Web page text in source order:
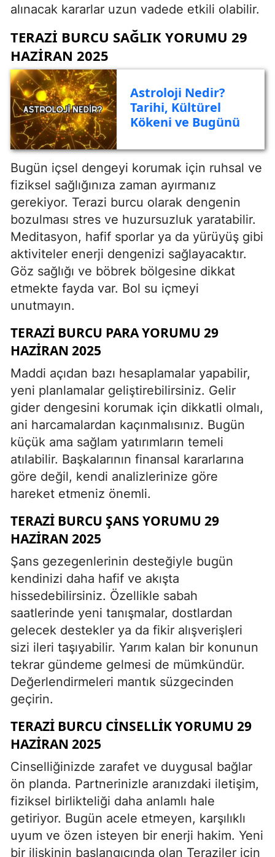
alınacak kararlar uzun vadede etkili olabilir.
TERAZI BURCU SAĞLIK YORUMU 29
HAZIRAN 2025
Astroloji Nedir?
Tarihi, Kültürel
Kökeni ve Bugünü
Bugün içsel dengeyi korumak için ruhsal ve
fiziksel sağlığınıza zaman ayırmanız
gerekiyor. Terazi burcu olarak dengenin
bozulması stres ve huzursuzluk yaratabilir.
Meditasyon, hafif sporlar ya da yürüyüş gibi
aktiviteler enerji dengenizi sağlayacaktır.
Göz sağlığı ve böbrek bölgesine dikkat
etmekte fayda var. Bol su içmeyi
unutmayın.
TERAZI BURCU PARA YORUMU 29
HAZIRAN 2025
Maddi açıdan bazı hesaplamalar yapabilir,
yeni planlamalar geliştirebilirsiniz. Gelir
gider dengesini korumak için dikkatli olmalı,
ani harcamalardan kaçınmalısınız. Bugün
küçük ama sağlam yatırımların temeli
atılabilir. Başkalarının finansal kararlarına
göre değil, kendi analizlerinize göre
hareket etmeniz önemli.
TERAZI BURCU ŞANS YORUMU 29
HAZIRAN 2025
Şans gezegenlerinin desteğiyle bugün
kendinizi daha hafif ve akışta
hissedebilirsiniz. Özellikle sabah
saatlerinde yeni tanışmalar, dostlardan
gelecek destekler ya da fikir alışverişleri
sizi ileri taşıyabilir. Yarım kalan bir konunun
tekrar gündeme gelmesi de mümkündür.
Değerlendirmeleri mantık süzgecinden
geçirin.
TERAZI BURCU CINSELLIK YORUMU 29
HAZIRAN 2025
Cinselliğinizde zarafet ve duygusal bağlar
ön planda. Partnerinizle aranızdaki iletişim,
fiziksel birlikteliği daha anlamlı hale
getiriyor. Bugün acele etmeyen, karşılıklı
uyum ve özen isteyen bir enerji hakim. Yeni
bir ilişkinin başlangıcında olan Teraziler için